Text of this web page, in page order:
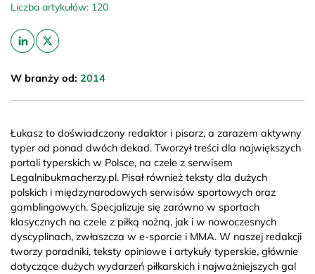
Liczba artykułów: 120
W branży od: 2014
Łukasz to doświadczony redaktor i pisarz, a zarazem aktywny
typer od ponad dwóch dekad. Tworzył treści dla największych
portali typerskich w Polsce, na czele z serwisem
Legalnibukmacherzy.pl. Pisał również teksty dla dużych
polskich i międzynarodowych serwisów sportowych oraz
gamblingowych. Specjalizuje się zarówno w sportach
klasycznych na czele z piłką nożną, jak i w nowoczesnych
dyscyplinach, zwłaszcza w e-sporcie i MMA. W naszej redakcji
tworzy poradniki, teksty opiniowe i artykuły typerskie, głównie
dotyczące dużych wydarzeń piłkarskich i najważniejszych gal